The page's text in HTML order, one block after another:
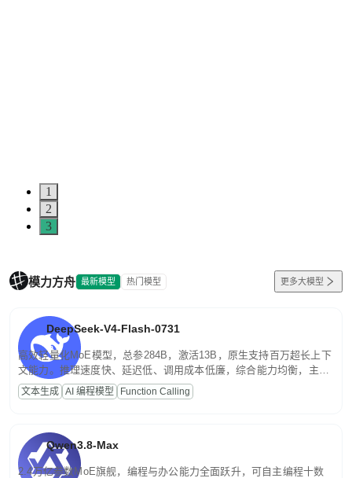
1
2
3
模力方舟 最新模型 热门模型 更多大模型
DeepSeek-V4-Flash-0731
高效轻量化MoE模型，总参284B，激活13B，原生支持百万超长上下
文能力。推理速度快、延迟低、调用成本低廉，综合能力均衡，主打
高并发、轻量化任务，适合日常对话、内容创作、基础 RAG、批量
文案处理等普惠刚需场景。
文本生成 AI 编程模型 Function Calling
Qwen3.8-Max
2.4万亿参数MoE旗舰，编程与办公能力全面跃升，可自主编程十数